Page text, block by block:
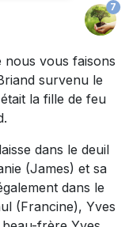
7
nous vous faisons
survenu le
la fille de feu
dans le deuil
(James) et sa
dans le
(Francine), Yves